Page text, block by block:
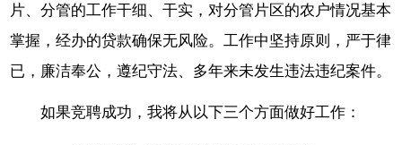
片、分管的工作干细、干实，对分管片区的农户情况基本
掌握，经办的贷款确保无风险。工作中坚持原则，严于律
已，廉洁奉公，遵纪守法、多年来未发生违法违纪案件。
如果竞聘成功，我将从以下三个方面做好工作：